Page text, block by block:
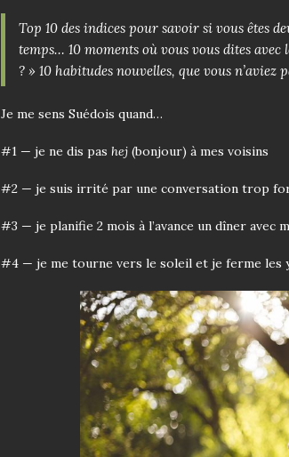
Top 10 des indices pour savoir si vous êtes
temps… 10 moments où vous vous dites
? » 10 habitudes nouvelles, que vous n’aviez
Je me sens Suédois quand…
#1 — je ne dis pas hej (bonjour) à mes voisins
#2 — je suis irrité par une conversation trop
#3 — je planifie 2 mois à l’avance un dîner avec
#4 — je me tourne vers le soleil et je ferme les